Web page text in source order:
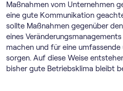
Maßnahmen vom Unternehmen
eine gute Kommunikation
sollte Maßnahmen gegenüber
eines
machen und für eine
sorgen. Auf diese Weise
bisher gute Betriebsklima bleibt